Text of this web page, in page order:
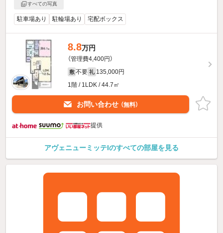
すべての写真
駐車場あり 駐輪場あり 宅配ボックス
8.8万円
（管理費4,400円）
敷 不要 礼 135,000円
1階 / 1LDK / 44.7㎡
お問い合わせ （無料）
提供
アヴェニューミッテIのすべての部屋を見る